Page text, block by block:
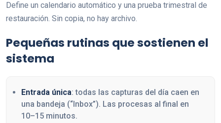
Define un calendario automático y una prueba trimestral de
restauración. Sin copia, no hay archivo.
Pequeñas rutinas que sostienen el
sistema
Entrada única: todas las capturas del día caen en
una bandeja (“Inbox”). Las procesas al final en
10–15 minutos.